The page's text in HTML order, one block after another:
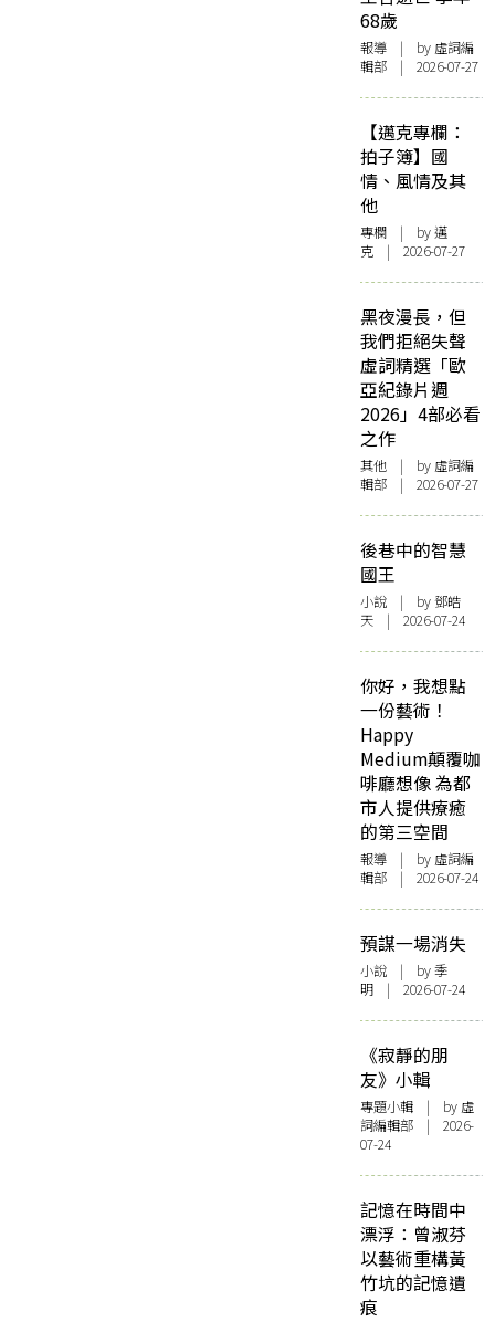
68歲
報導 | by 虛詞編
輯部 | 2026-07-27
【邁克專欄：
拍子簿】國
情、風情及其
他
專欄 | by邁
克 | 2026-07-27
黑夜漫長，但
我們拒絕失聲
虛詞精選「歐
亞紀錄片週
2026」4部必看
之作
其他 | by 虛詞編
輯部 | 2026-07-27
後巷中的智慧
國王
小說 | by 鄧皓
天 | 2026-07-24
你好，我想點
一份藝術！
Happy
Medium顛覆咖
啡廳想像 為都
市人提供療癒
的第三空間
報導 | by 虛詞編
輯部 | 2026-07-24
預謀一場消失
小說 | by 季
明 | 2026-07-24
《寂靜的朋
友》小輯
專題小輯 | by 虛
詞編輯部 | 2026-
07-24
記憶在時間中
漂浮：曾淑芬
以藝術重構黃
竹坑的記憶遺
痕